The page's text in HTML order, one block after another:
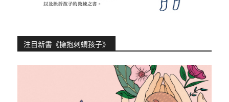
注目新書《擁抱刺蝟孩子》